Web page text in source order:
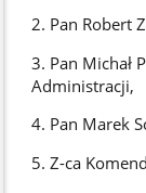
2. Pan Robert
3. Pan Michał
Administracji,
4. Pan Marek
5. Z-ca